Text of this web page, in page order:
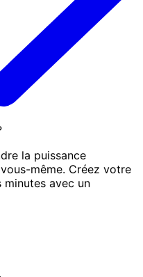
la puissance
même. Créez votre
avec un